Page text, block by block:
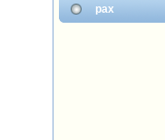
pax